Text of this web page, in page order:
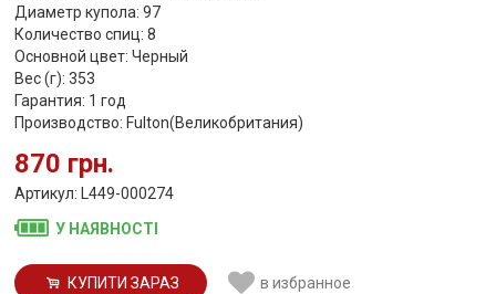
Диаметр купола: 97
Количество спиц: 8
Основной цвет: Черный
Вес (г): 353
Гарантия: 1 год
Производство: Fulton(Великобритания)
870 грн.
Артикул: L449-000274
У НАЯВНОСТІ
КУПИТИ ЗАРАЗ в избранное